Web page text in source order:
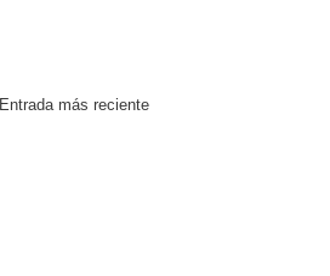
Entrada más reciente